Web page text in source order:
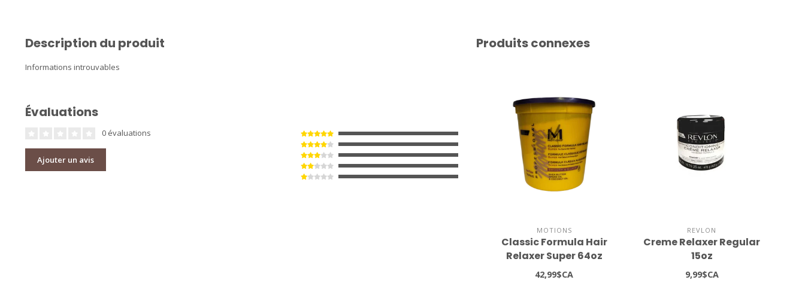
Description du produit
Informations introuvables
Évaluations
0 évaluations
Ajouter un avis
Produits connexes
MOTIONS
Classic Formula Hair
Relaxer Super 64oz
42,99$CA
REVLON
Creme Relaxer Regular
15oz
9,99$CA